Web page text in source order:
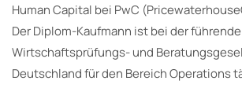
Human Capital bei PwC
Der Diplom-Kaufmann ist bei der
Wirtschaftsprüfungs- und
Deutschland für den Bereich Operations